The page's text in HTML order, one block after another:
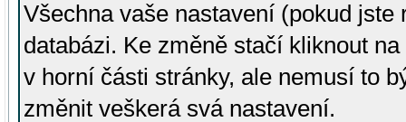
Všechna vaše nastavení (pokud
databázi. Ke změně stačí kliknout
v horní části stránky, ale nemusí to
změnit veškerá svá nastavení.